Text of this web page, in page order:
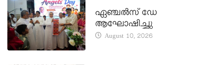
ഏഞ്ചൽസ് ഡേ
ആഘോഷിച്ചു
August 10, 2026